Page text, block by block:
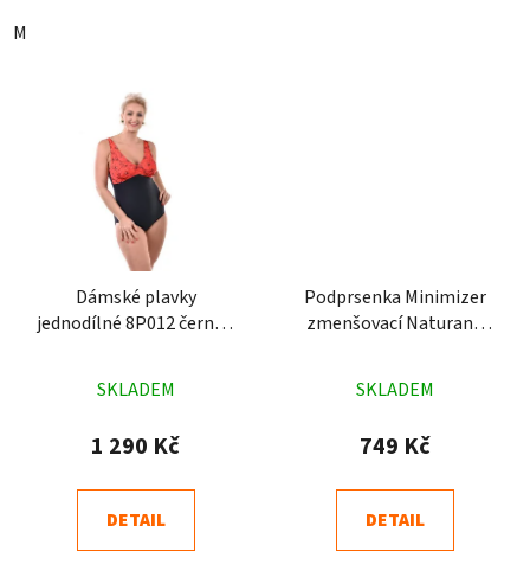
M
Dámské plavky
jednodílné 8P012 černé s
hodnocení
produktu
4,7
z
SKLADEM
1 290 Kč
DETAIL
Podprsenka Minimizer
zmenšovací Naturana
hodnocení
produktu
5,0
z
SKLADEM
749 Kč
DETAIL